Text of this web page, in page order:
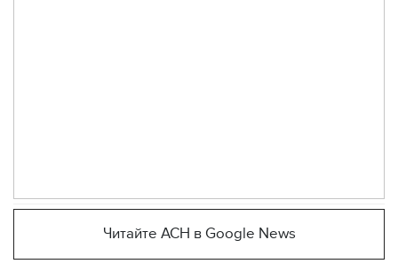
Читайте АСН в Google News